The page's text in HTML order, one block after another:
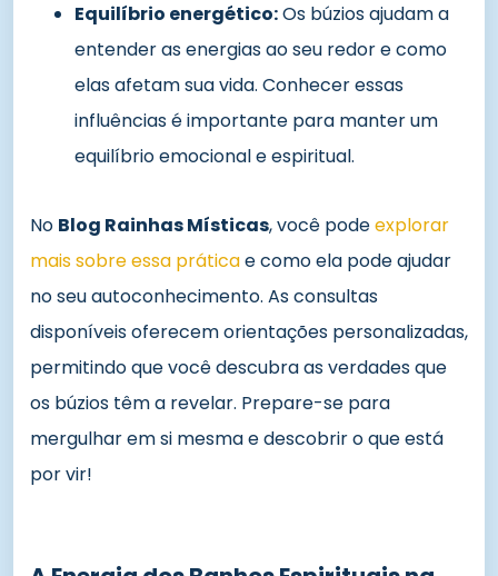
Equilíbrio energético:Os búzios ajudam a
entender as energias ao seu redor e como
elas afetam sua vida. Conhecer essas
influências é importante para manter um
equilíbrio emocional e espiritual.
No Blog Rainhas Místicas, você podeexplorar
mais sobre essa práticae como ela pode ajudar
no seu autoconhecimento. As consultas
disponíveis oferecem orientações personalizadas,
permitindo que você descubra as verdades que
os búzios têm a revelar. Prepare-se para
mergulhar em si mesma e descobrir o que está
por vir!